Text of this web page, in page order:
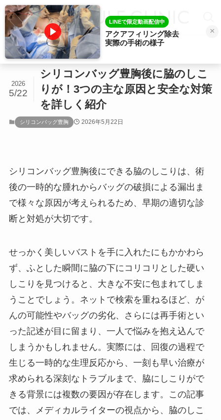
ホーム シリコンバッグ豊胸
シリコンバッグ豊胸後に脇のしこ
りが！3つの主な原因と安全な対策
を詳しく紹介
2026
5/22
シリコンバッグ豊胸 2026年5月22日
シリコンバッグ豊胸後にできる脇のしこりは、術
後の一時的な腫れからバッグの破損による漏出ま
で様々な原因が考えられるため、早期の適切な診
断と対処が大切です。
せっかく美しいバストを手に入れたにもかかわら
ず、ふとした瞬間に脇の下にコリコリとした硬い
しこりを見つけると、大きな不安に包まれてしま
うことでしょう。ネットで検索を重ねるほど、が
んの可能性やバッグの劣化、さらには再手術とい
った記述が目に留まり、一人で悩みを抱え込んで
しまうかもしれません。実際には、回復の過程で
生じる一時的な生理反応から、一刻も早い治療が
求められる深刻なトラブルまで、脇にしこりがで
きる背景には複数の要因が存在します。この記事
では、メディカルライターの視点から、脇のしこ
×
LINEで限定動画配信中
アクアフィリング除去
実際の手術の様子